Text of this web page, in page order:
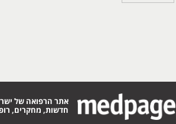
אתר הרפואה של
חדשות, מחקרים,